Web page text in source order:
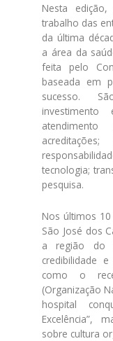
Nesta
trabalho das
da última
a área da
feita pelo
baseada em
sucesso.
tecnologia;
pesquisa.
Nos últimos
São José dos
a região do
credibilidade
como o
(Organização
hospital
Excelência”,
sobre cultura